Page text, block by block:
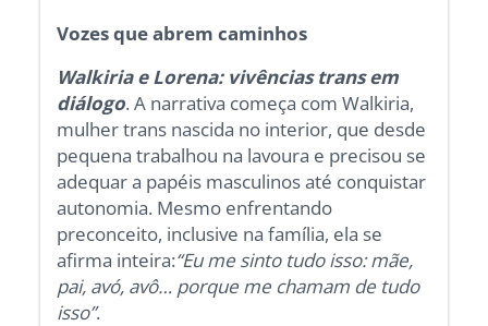
Vozes que abrem caminhos
Walkiria e Lorena: vivências trans em
diálogo. A narrativa começa com Walkiria,
mulher trans nascida no interior, que desde
pequena trabalhou na lavoura e precisou se
adequar a papéis masculinos até conquistar
autonomia. Mesmo enfrentando
preconceito, inclusive na família, ela se
afirma inteira:“Eu me sinto tudo isso: mãe,
pai, avó, avô… porque me chamam de tudo
isso”.